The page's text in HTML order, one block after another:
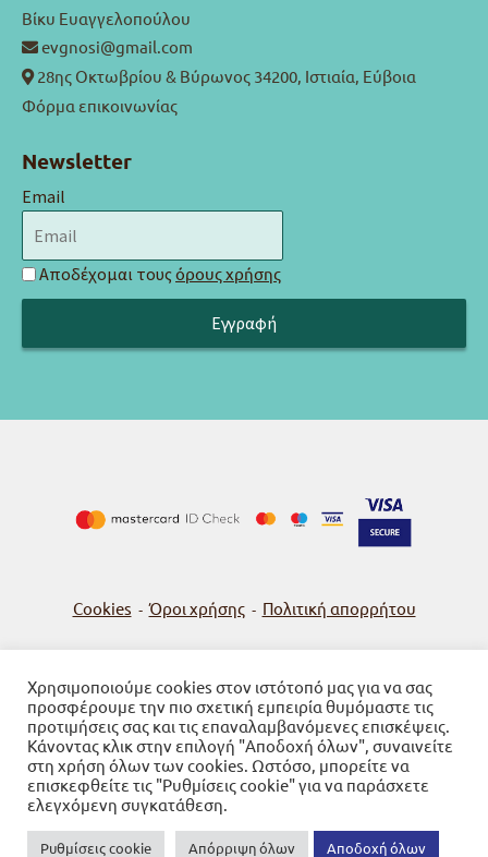
Βίκυ Ευαγγελοπούλου
evgnosi@gmail.com
28ης Οκτωβρίου & Βύρωνος 34200, Ιστιαία, Εύβοια
Φόρμα επικοινωνίας
Newsletter
Email
Αποδέχομαι τους όρους χρήσης
Cookies - Όροι χρήσης - Πολιτική απορρήτου
© 2026Βιβλιοπωλείο Γνώση
Powered by SBZ Systems & EMDI Business Management
0
Χρησιμοποιούμε cookies στον ιστότοπό μας για να σας
προσφέρουμε την πιο σχετική εμπειρία θυμόμαστε τις
προτιμήσεις σας και τις επαναλαμβανόμενες επισκέψεις.
Κάνοντας κλικ στην επιλογή "Αποδοχή όλων", συναινείτε
στη χρήση όλων των cookies. Ωστόσο, μπορείτε να
επισκεφθείτε τις "Ρυθμίσεις cookie" για να παράσχετε
ελεγχόμενη συγκατάθεση.
Ρυθμίσεις cookie Απόρριψη όλων Αποδοχή όλων